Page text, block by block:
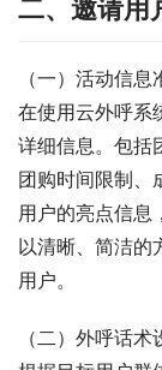
二、邀请用
（一）活动信息
在使用云外呼系
详细信息。包括
团购时间限制、
用户的亮点信息
以清晰、简洁的
用户。
（二）外呼话术